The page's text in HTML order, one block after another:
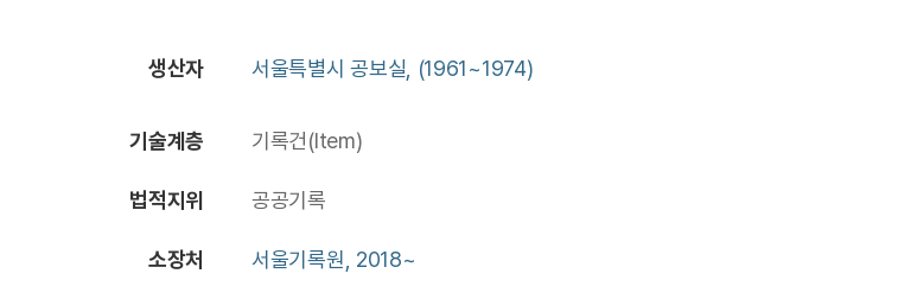
생산자 서울특별시 공보실, (1961~1974)
기술계층 기록건(Item)
법적지위 공공기록
소장처 서울기록원, 2018~